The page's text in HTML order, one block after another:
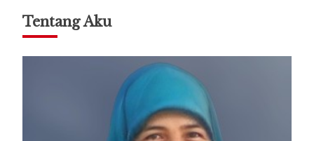
Tentang Aku